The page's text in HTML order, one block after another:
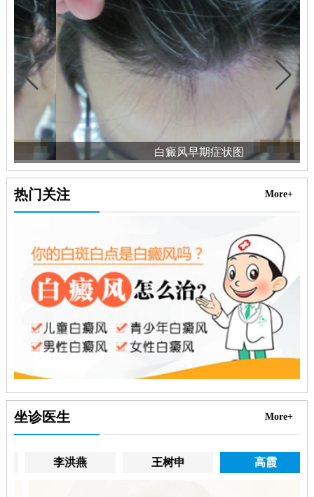
白癜风早期症状图
热门关注 More+
坐诊医生 More+
李洪燕 王树申 高霞